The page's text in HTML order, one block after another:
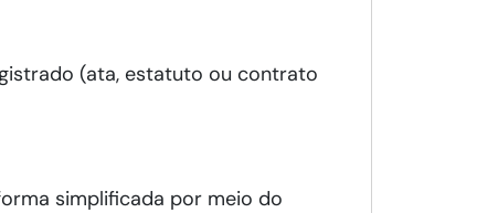
(ata, estatuto ou contrato
simplificada por meio do